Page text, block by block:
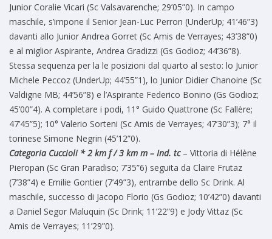
Junior Coralie Vicari (Sc Valsavarenche; 29’05”0). In campo
maschile, s’impone il Senior Jean-Luc Perron (UnderUp; 41’46”3)
davanti allo Junior Andrea Gorret (Sc Amis de Verrayes; 43’38”0)
e al miglior Aspirante, Andrea Gradizzi (Gs Godioz; 44’36”8).
Stessa sequenza per la le posizioni dal quarto al sesto: lo Junior
Michele Peccoz (UnderUp; 44’55”1), lo Junior Didier Chanoine (Sc
Valdigne MB; 44’56”8) e l’Aspirante Federico Bonino (Gs Godioz;
45’00”4). A completare i podi, 11° Guido Quattrone (Sc Fallère;
47’45”5); 10° Valerio Sorteni (Sc Amis de Verrayes; 47’30”3); 7° il
torinese Simone Negrin (45’12”0).
Categoria Cuccioli * 2 km f / 3 km m – Ind. tc– Vittoria di Hélène
Pieropan (Sc Gran Paradiso; 7’35”6) seguita da Claire Frutaz
(7’38”4) e Emilie Gontier (7’49”3), entrambe dello Sc Drink. Al
maschile, successo di Jacopo Florio (Gs Godioz; 10’42”0) davanti
a Daniel Segor Maluquin (Sc Drink; 11’22”9) e Jody Vittaz (Sc
Amis de Verrayes; 11’29”0).